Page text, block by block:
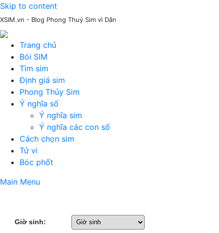
Skip to content
XSIM.vn - Blog Phong Thuỷ Sim vì Dân
Trang chủ
Bói SIM
Tìm sim
Định giá sim
Phong Thủy Sim
Ý nghĩa số
Ý nghĩa sim
Ý nghĩa các con số
Cách chọn sim
Tử vi
Bóc phốt
Main Menu
Giờ sinh: